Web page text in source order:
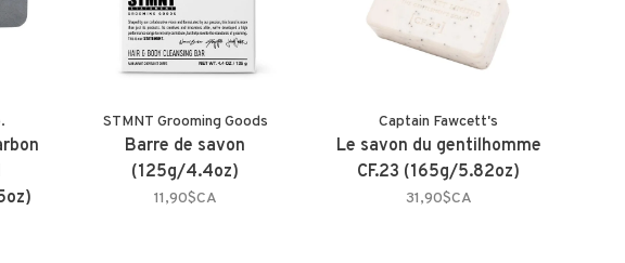
STMNT Grooming Goods
Barre de savon
(125g/4.4oz)
11,90$CA
Captain Fawcett's
Le savon du gentilhomme
CF.23 (165g/5.82oz)
31,90$CA